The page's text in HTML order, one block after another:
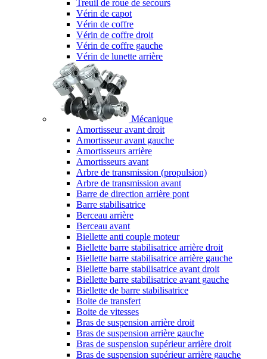
Treuil de roue de secours
Vérin de capot
Vérin de coffre
Vérin de coffre droit
Vérin de coffre gauche
Vérin de lunette arrière
Mécanique
Amortisseur avant droit
Amortisseur avant gauche
Amortisseurs arrière
Amortisseurs avant
Arbre de transmission (propulsion)
Arbre de transmission avant
Barre de direction arrière pont
Barre stabilisatrice
Berceau arrière
Berceau avant
Biellette anti couple moteur
Biellette barre stabilisatrice arrière droit
Biellette barre stabilisatrice arrière gauche
Biellette barre stabilisatrice avant droit
Biellette barre stabilisatrice avant gauche
Biellette de barre stabilisatrice
Boite de transfert
Boite de vitesses
Bras de suspension arrière droit
Bras de suspension arrière gauche
Bras de suspension supérieur arrière droit
Bras de suspension supérieur arrière gauche